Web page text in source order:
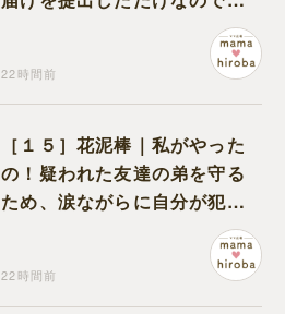
22時間前
［１５］花泥棒｜私がやった
の！疑われた友達の弟を守る
ため、涙ながらに自分が犯人
22時間前